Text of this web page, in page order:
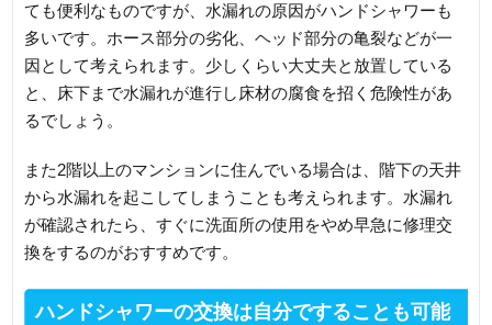
ても便利なものですが、水漏れの原因がハンドシャワーも
多いです。ホース部分の劣化、ヘッド部分の亀裂などが一
因として考えられます。少しくらい大丈夫と放置している
と、床下まで水漏れが進行し床材の腐食を招く危険性があ
るでしょう。
また2階以上のマンションに住んでいる場合は、階下の天井
から水漏れを起こしてしまうことも考えられます。水漏れ
が確認されたら、すぐに洗面所の使用をやめ早急に修理交
換をするのがおすすめです。
ハンドシャワーの交換は自分ですることも可能